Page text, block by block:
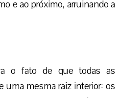
e ao próximo, arruinando a
o fato de que todas as
uma mesma raiz interior: os